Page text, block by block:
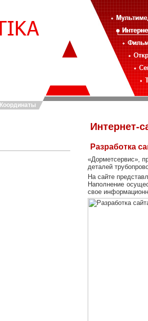
Координаты
Интернет-
Разработка
«Дорметсервис»,
деталей
На сайте
Наполнение
свое